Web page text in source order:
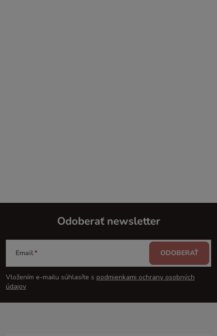
Z
á
p
Odoberať newsletter
Email
Vložením e-mailu súhlasíte s podmienkami ochrany osobných
údajov
ODOBERAŤ